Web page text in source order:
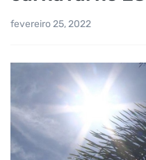
fevereiro 25, 2022